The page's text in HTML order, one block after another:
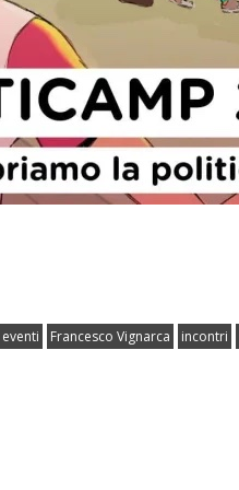
eventi Francesco Vignarca incontri